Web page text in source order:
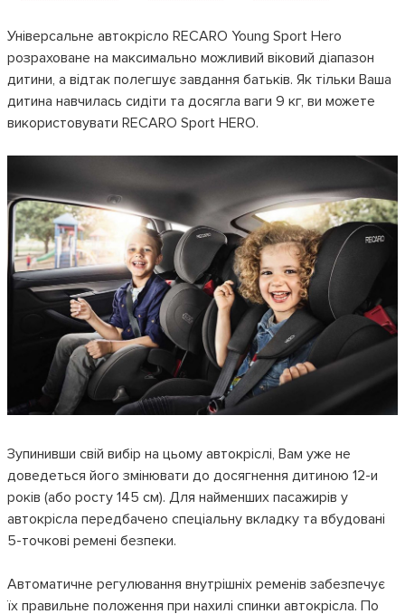
Універсальне автокрісло RECARO Young Sport Hero
розраховане на максимально можливий віковий діапазон
дитини, а відтак полегшує завдання батьків. Як тільки Ваша
дитина навчилась сидіти та досягла ваги 9 кг, ви можете
використовувати RECARO Sport HERO.
Зупинивши свій вибір на цьому автокріслі, Вам уже не
доведеться його змінювати до досягнення дитиною 12-и
років (або росту 145 см). Для найменших пасажирів у
автокрісла передбачено спеціальну вкладку та вбудовані
5-точкові ремені безпеки.
Автоматичне регулювання внутрішніх ременів забезпечує
їх правильне положення при нахилі спинки автокрісла. По